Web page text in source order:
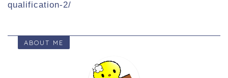
qualification-2/
ABOUT ME